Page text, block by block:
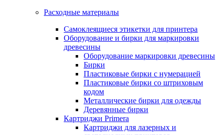
Расходные материалы
Самоклеящиеся этикетки для принтера
Оборудование и бирки для маркировки
древесины
Оборудование маркировки древесины
Бирки
Пластиковые бирки с нумерацией
Пластиковые бирки со штриховым
кодом
Металлические бирки для одежды
Деревянные бирки
Картриджи Primera
Картриджи для лазерных и